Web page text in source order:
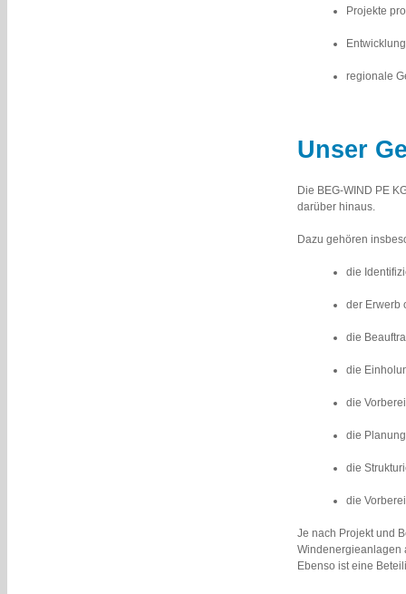
Projekte
regionale
Unser
Die BEG-WIND PE
darüber hinaus.
Dazu gehören
die
der Erwerb
die
die
die
die
die
die
Je nach Projekt und
Windenergieanlagen
Ebenso ist eine